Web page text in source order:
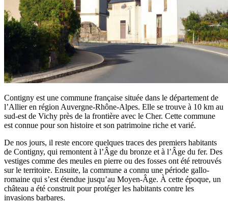
Contigny est une commune française située dans le département de
l’Allier en région Auvergne-Rhône-Alpes. Elle se trouve à 10 km au
sud-est de Vichy près de la frontière avec le Cher. Cette commune
est connue pour son histoire et son patrimoine riche et varié.
De nos jours, il reste encore quelques traces des premiers habitants
de Contigny, qui remontent à l’Âge du bronze et à l’Âge du fer. Des
vestiges comme des meules en pierre ou des fosses ont été retrouvés
sur le territoire. Ensuite, la commune a connu une période gallo-
romaine qui s’est étendue jusqu’au Moyen-Âge. À cette époque, un
château a été construit pour protéger les habitants contre les
invasions barbares.